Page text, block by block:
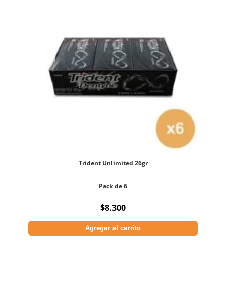
Trident Unlimited 26gr
Pack de 6
$8.300
Agregar al carrito